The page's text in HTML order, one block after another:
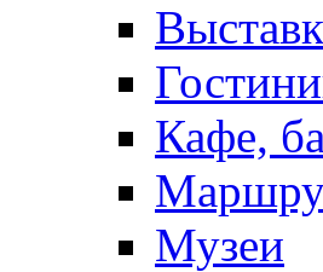
Кафе,
Музеи